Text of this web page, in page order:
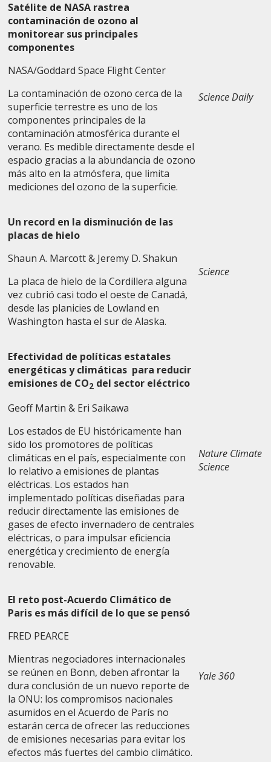
Satélite de NASA rastrea
contaminación de ozono al
monitorear sus principales
componentes
NASA/Goddard Space Flight Center
La contaminación de ozono cerca de la
superficie terrestre es uno de los
componentes principales de la
contaminación atmosférica durante el
verano. Es medible directamente desde el
espacio gracias a la abundancia de ozono
más alto en la atmósfera, que limita
mediciones del ozono de la superficie.
Science Daily
Un record en la disminución de las
placas de hielo
Shaun A. Marcott & Jeremy D. Shakun
La placa de hielo de la Cordillera alguna
vez cubrió casi todo el oeste de Canadá,
desde las planicies de Lowland en
Washington hasta el sur de Alaska.
Science
Efectividad de políticas estatales
energéticas y climáticas para reducir
emisiones de CO2 del sector eléctrico
Geoff Martin & Eri Saikawa
Los estados de EU históricamente han
sido los promotores de políticas
climáticas en el país, especialmente con
lo relativo a emisiones de plantas
eléctricas. Los estados han
implementado políticas diseñadas para
reducir directamente las emisiones de
gases de efecto invernadero de centrales
eléctricas, o para impulsar eficiencia
energética y crecimiento de energía
renovable.
Nature Climate
Science
El reto post-Acuerdo Climático de
Paris es más difícil de lo que se pensó
FRED PEARCE
Mientras negociadores internacionales
se reúnen en Bonn, deben afrontar la
dura conclusión de un nuevo reporte de
la ONU: los compromisos nacionales
asumidos en el Acuerdo de París no
estarán cerca de ofrecer las reducciones
de emisiones necesarias para evitar los
efectos más fuertes del cambio climático.
Yale 360